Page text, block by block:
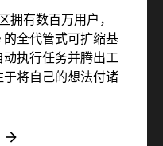
拥有数百万用户，
全代管式可扩缩基
执行任务并腾出工
将自己的想法付诸
arrow_forward